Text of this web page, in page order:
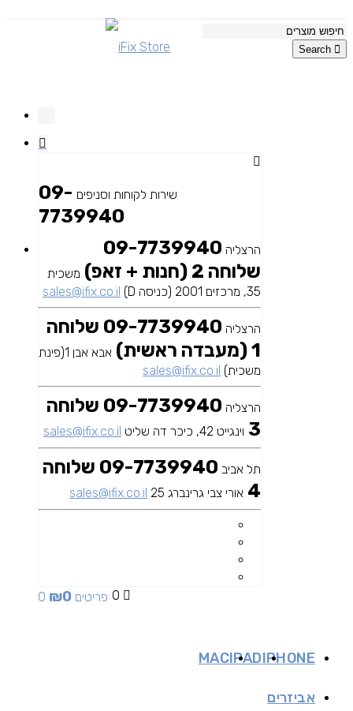
Search
שירות לקוחות וסניפים 09-
7739940
הרצליה 09-7739940
שלוחה 2 (חנות + זאפ)
משכית
35, מרכזים 2001 (כניסה D)
sales@ifix.co.il
הרצליה
09-7739940 שלוחה
1 (מעבדה ראשית)
אבא אבן 1(פינת
משכית) sales@ifix.co.il
הרצליה
09-7739940 שלוחה
3 וינגייט 42, כיכר דה שליט sales@ifix.co.il
תל אביב
09-7739940 שלוחה
4 אורי צבי גרינברג 25 sales@ifix.co.il
0 0 פריטים ₪0
IPHONE
IPAD
MAC
אביזרים